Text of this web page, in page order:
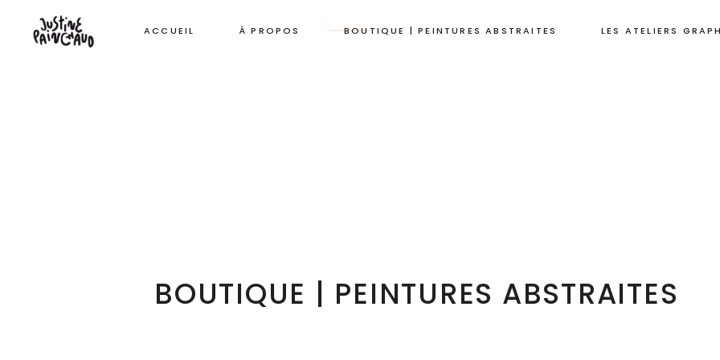
ACCUEIL À PROPOS BOUTIQUE | PEINTURES ABSTRAITES LES ATELIERS
BOUTIQUE | PEINTURES ABSTRAITES